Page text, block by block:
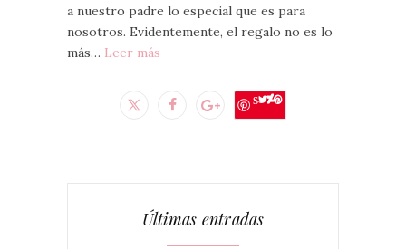
a nuestro padre lo especial que es para
nosotros. Evidentemente, el regalo no es lo
más… Leer más
Save
Últimas entradas